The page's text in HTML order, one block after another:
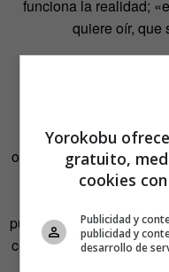
funciona la realidad;
quiere oír, que
simplemente,
reflexionar, no de
obras artísticas o
John Wayne de la
puntos de vista, brotes
con amenazas a la
Yorokobu
gratuito,
cookies
Publicidad y
publicidad y
desarrollo de